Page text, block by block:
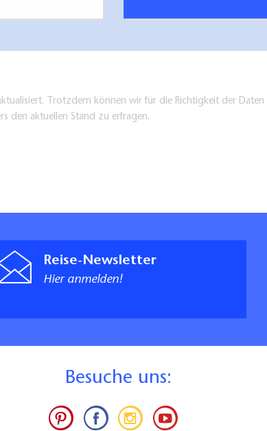
Trotzdem können wir für die Richtigkeit der
den aktuellen Stand zu erfragen.
Reise-Newsletter
Hier anmelden!
Besuche uns: